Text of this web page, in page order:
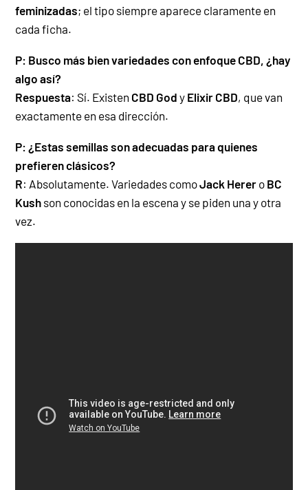
feminizadas; el tipo siempre aparece claramente en
cada ficha.
P: Busco más bien variedades con enfoque CBD, ¿hay
algo así?
Respuesta: Sí. Existen CBD God y Elixir CBD, que van
exactamente en esa dirección.
P: ¿Estas semillas son adecuadas para quienes
prefieren clásicos?
R: Absolutamente. Variedades comoJack Herer o BC
Kush son conocidas en la escena y se piden una y otra
vez.